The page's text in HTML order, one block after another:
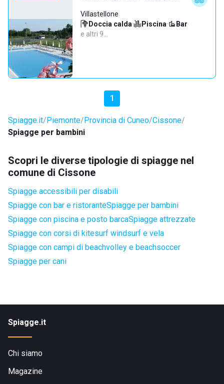
Villastellone
Doccia calda· Piscina· Bar·
e altri 9…
1
Spiagge.it Piemonte Provincia di Cuneo Cissone
Spiagge per bambini
Scopri le diverse tipologie di spiagge nel
comune di Cissone
Spiagge accessibili per disabili
Spiagge con bar e ristoranteSpiagge per bambini
Spiagge con piscina e posto barcaSpiagge attrezzate
Spiagge con corsi di kitesurf windsurf e vela
Spiagge con campi di beachvolley e beachsoccer
Spiagge per cani
Spiagge.it
Chi siamo
Magazine